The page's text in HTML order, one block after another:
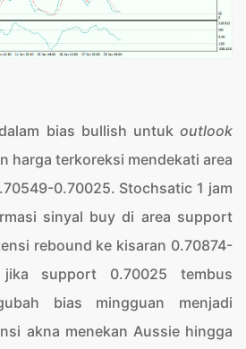
bias bullish untuk outlook
harga terkoreksi mendekati area
0.70025. Stochsatic 1 jam
sinyal buy di area support
rebound ke kisaran 0.70874-
support 0.70025 tembus
bias mingguan menjadi
akna menekan Aussie hingga